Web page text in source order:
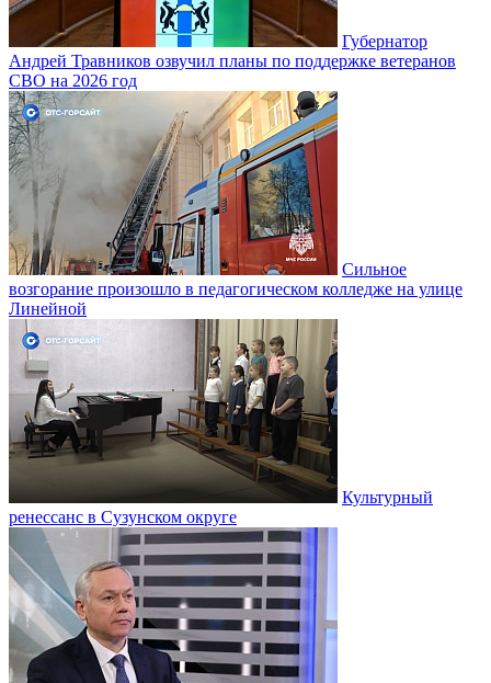
Губернатор
Андрей Травников озвучил планы по поддержке ветеранов
СВО на 2026 год
Сильное
возгорание произошло в педагогическом колледже на улице
Линейной
Культурный
ренессанс в Сузунском округе